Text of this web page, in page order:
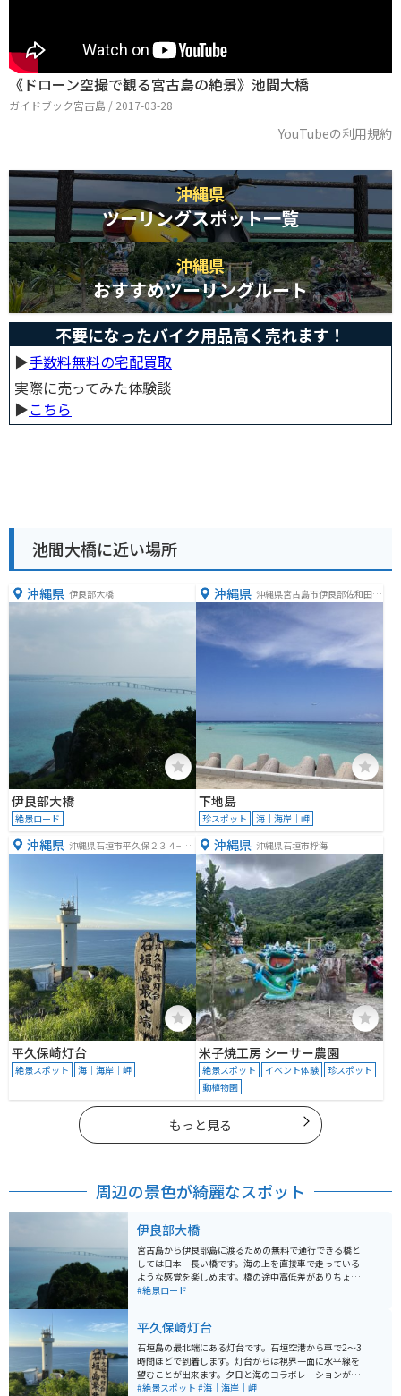
《ドローン空撮で観る宮古島の絶景》池間大橋
ガイドブック宮古島 / 2017-03-28
YouTubeの利用規約
沖縄県
ツーリングスポット一覧
沖縄県
おすすめツーリングルート
不要になったバイク用品高く売れます！
▶︎手数料無料の宅配買取
実際に売ってみた体験談
▶︎こちら
池間大橋に近い場所
沖縄県 伊良部大橋
伊良部大橋
絶景ロード
沖縄県 沖縄県宮古島市伊良部佐和田１
下地島
珍スポット 海｜海岸｜岬
沖縄県 沖縄県石垣市平久保２３４−５
平久保崎灯台
絶景スポット 海｜海岸｜岬
沖縄県 沖縄県石垣市桴海
米子焼工房 シーサー農園
絶景スポット イベント体験
珍スポット
動植物園
もっと見る
周辺の景色が綺麗なスポット
伊良部大橋
宮古島から伊良部島に渡るための無料で通行できる橋と
しては日本一長い橋です。海の上を直接車で走っている
ような感覚を楽しめます。橋の途中高低差がありちょっ
としたジェットコースターの雰囲気も味わえます。夜に
星空に息を呑みます。
#絶景ロード
平久保崎灯台
石垣島の最北端にある灯台です。石垣空港から車で2～3
時間ほどで到着します。灯台からは視界一面に水平線を
望むことが出来ます。夕日と海のコラボレーションがと
ても美しいです。夜になると晴れた日には星空がとても
#絶景スポット #海｜海岸｜岬